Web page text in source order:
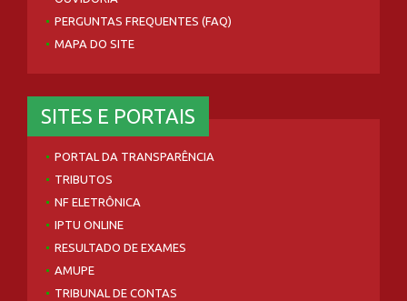
PERGUNTAS FREQUENTES (FAQ)
MAPA DO SITE
SITES E PORTAIS
PORTAL DA TRANSPARÊNCIA
TRIBUTOS
NF ELETRÔNICA
IPTU ONLINE
RESULTADO DE EXAMES
AMUPE
TRIBUNAL DE CONTAS